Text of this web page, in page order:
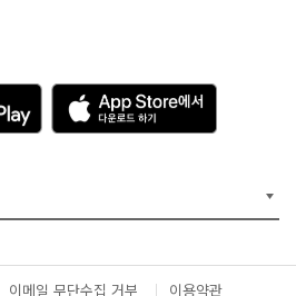
A
p
p
e
서
다
이메일 무단수집 거부 이용약관